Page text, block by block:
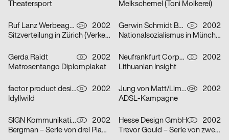
Theatersport
Melkschemel (Toni Molkerei)
Ruf Lanz Werbeagentur AG CH
2002
Sitzverteilung in Zürich (Verkehrsbetriebe Zürich)
Gerwin Schmidt Büro für visuelle Gestaltung D
2002
Nationalsozialismus in München
Gerda Raidt D
2002
Matrosentango Diplomplakat
Neufrankfurt Corporate Design GmbH D
2002
Lithuanian Insight
factor product designagentur D
2002
Idyllwild
Jung von Matt/Limmat AG CH
2002
ADSL-Kampagne
SIGN Kommunikation GmbH D
2002
Bergman – Serie von drei Plakaten
Hesse Design GmbH D
2002
Trevor Gould – Serie von zwei Plakaten